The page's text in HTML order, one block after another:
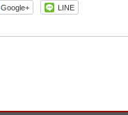
Google+ LINE